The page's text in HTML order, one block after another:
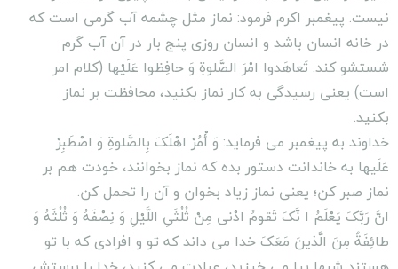
نیست. پیغمبر اکرم فرمود: نماز مثل چشمه آب گرمى است که
در خانه انسان باشد و انسان روزى پنج بار در آن آب گرم
شستشو کند. تَعاهَدوا امْرَ الصَّلوةِ وَ حافِظوا عَلَیْها (کلام امر
است) یعنى رسیدگى به کار نماز بکنید، محافظت بر نماز
بکنید.
خداوند به پیغمبر مى فرماید: وَ أْمُرْ اهْلَکَ بِالصَّلوةِ وَ اصْطَبِرْ
عَلَیها به خاندانت دستور بده که نماز بخوانند، خودت هم بر
نماز صبر کن؛ یعنى نماز زیاد بخوان و آن را تحمل کن.
انَّ رَبَّکَ یَعْلَمُ ا نَّکَ تَقومُ ادْنى مِنْ ثُلُثَىِ اللَّیْلِ وَ نِصْفَهُ وَ ثُلُثَهُ وَ
طائِفَةٌ مِنَ الَّذینَ مَعَکَ خدا مى داند که تو و افرادى که با تو